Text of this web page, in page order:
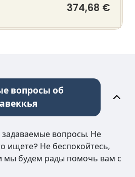
374,68 €
вопросы об
вопросы. Не
ищете? Не беспокойтесь,
мы будем рады помочь вам с